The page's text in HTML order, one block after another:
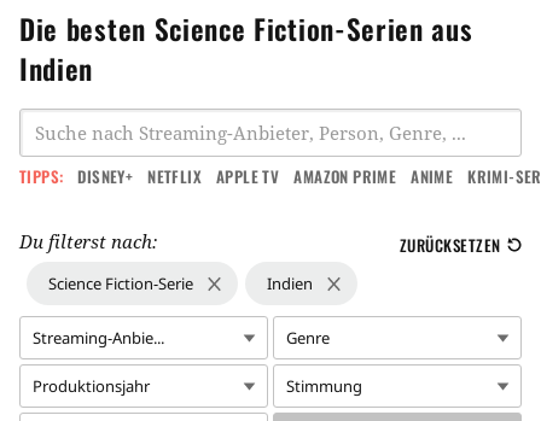
Die besten Science Fiction-Serien aus
Indien
TIPPS: DISNEY+ NETFLIX APPLE TV AMAZON PRIME ANIME KRIMI-
Du filterst nach: ZURÜCKSETZEN
Science Fiction-Serie Indien
Streaming-Anbie... Genre
Produktionsjahr Stimmung